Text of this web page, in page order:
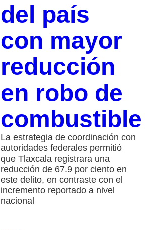
del país
con mayor
reducción
en robo de
combustible
La estrategia de coordinación con
autoridades federales permitió
que Tlaxcala registrara una
reducción de 67.9 por ciento en
este delito, en contraste con el
incremento reportado a nivel
nacional